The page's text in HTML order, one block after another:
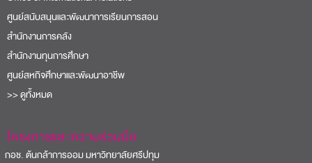
ศูนย์สนับสนุนและพัฒนาการเรียนการสอน
สำนักงานการคลัง
สำนักงานทุนการศึกษา
ศูนย์สหกิจศึกษาและพัฒนาอาชีพ
>> ดูทั้งหมด
โครงการและความร่วมมือ
ช. ต้นกล้าการออม มหาวิทยาลัยศรีปทุม